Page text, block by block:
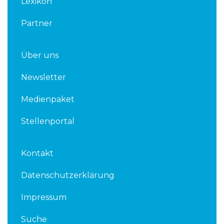
Partner
Über uns
Newsletter
Medienpaket
Stellenportal
Kontakt
Datenschutzerklärung
Impressum
Suche